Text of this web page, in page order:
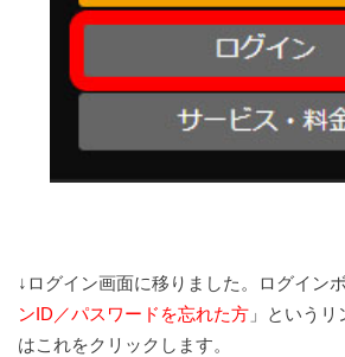
↓ログイン画面に移りました。ログイン
ンID／パスワードを忘れた方 」という
はこれをクリックします。